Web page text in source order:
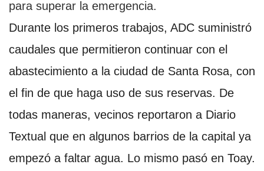
para superar la emergencia.
Durante los primeros trabajos, ADC suministró
caudales que permitieron continuar con el
abastecimiento a la ciudad de Santa Rosa, con
el fin de que haga uso de sus reservas. De
todas maneras, vecinos reportaron a Diario
Textual que en algunos barrios de la capital ya
empezó a faltar agua. Lo mismo pasó en Toay.